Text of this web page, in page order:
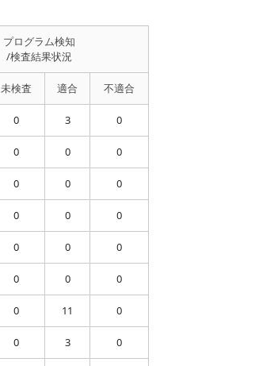
プログラム検知
/検査結果状況
未検査 適合 不適合
0 3 0
0 0 0
0 0 0
0 0 0
0 0 0
0 0 0
0 11 0
0 3 0